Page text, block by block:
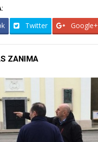
Twitter Google+
ZANIMA